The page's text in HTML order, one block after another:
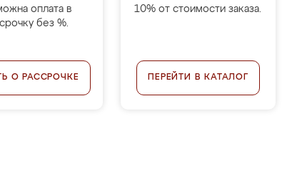
оплата в
без %.
О РАССРОЧКЕ
10% от стоимости заказа.
ПЕРЕЙТИ В КАТАЛОГ